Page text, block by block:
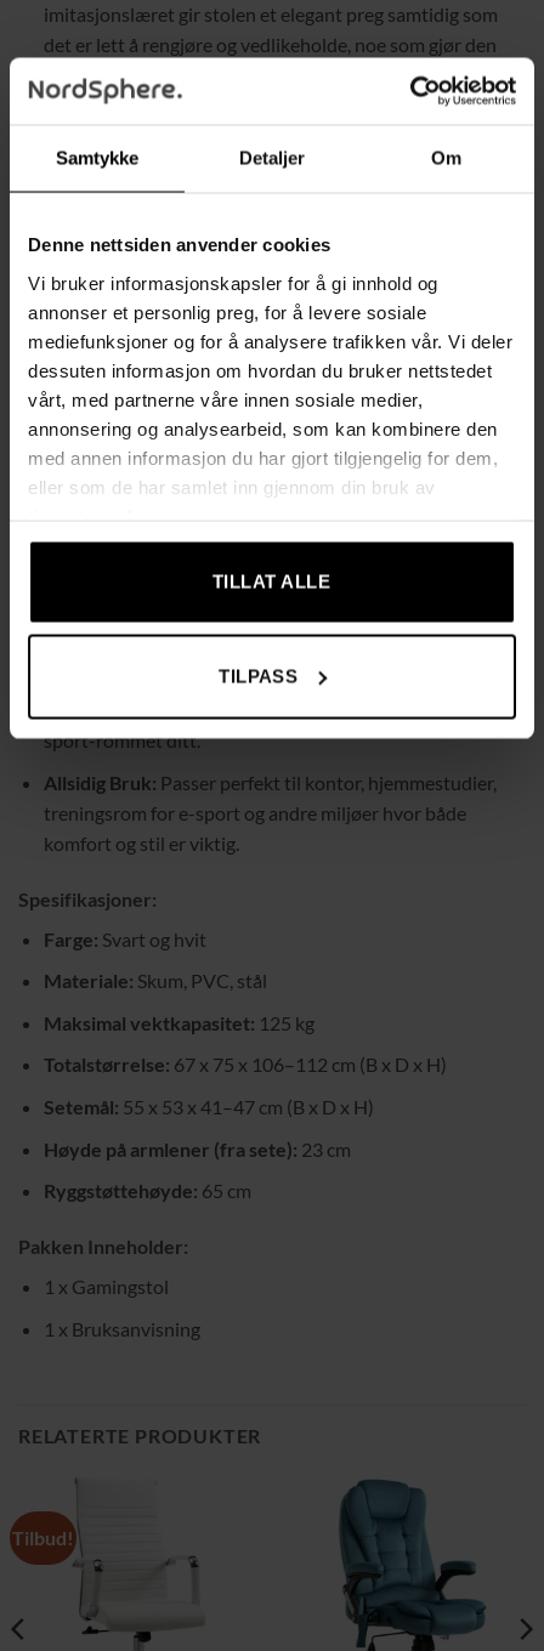
Samtykke Detaljer Om
Denne nettsiden anvender cookies
Vi bruker informasjonskapsler for å gi innhold og
annonser et personlig preg, for å levere sosiale
mediefunksjoner og for å analysere trafikken vår. Vi deler
dessuten informasjon om hvordan du bruker nettstedet
vårt, med partnerne våre innen sosiale medier,
annonsering og analysearbeid, som kan kombinere den
med annen informasjon du har gjort tilgjengelig for dem,
eller som de har samlet inn gjennom din bruk av
TILLAT ALLE
TILPASS
imitasjonslæret gir stolen et elegant preg samtidig som
det er lett å rengjøre og vedlikeholde, noe som gjør den
både stilig og praktisk.
behov med justerbare puter og armlener. Du kan finne den
Vippfunksjon for Korte Pauser:Den integrerte
vippfunksjonen lar deg enkelt lene deg tilbake og ta en
pause når du trenger det, og gir mulighet for avslapning
mellom arbeids- eller spilløktene.
Justerbar Sitthøyde:Takket være den avanserte
gassliften kan du enkelt justere høyden på stolen for å
tilpasse den til skrivebordet ditt eller dine sittende vaner.
Høydejusteringen er problemfri og presis.
stabilitet, og den 360° roterbare funksjonen sikrer jevn
bevegelse uten irriterende lyder, noe som gjør stolen ideell
racinginspirerte design tilfører stolen et sportslig og
sport-rommet ditt.
Allsidig Bruk: Passer perfekt til kontor, hjemmestudier,
treningsrom for e-sport og andre miljøer hvor både
komfort og stil er viktig.
Spesifikasjoner:
Farge: Svart og hvit
Materiale: Skum, PVC, stål
Maksimal vektkapasitet: 125 kg
Totalstørrelse: 67 x 75 x 106–112 cm (B x D x H)
Setemål: 55 x 53 x 41–47 cm (B x D x H)
Høyde på armlener (fra sete): 23 cm
Ryggstøttehøyde: 65 cm
Pakken Inneholder:
1 x Gamingstol
1 x Bruksanvisning
RELATERTE PRODUKTER
Tilbud!